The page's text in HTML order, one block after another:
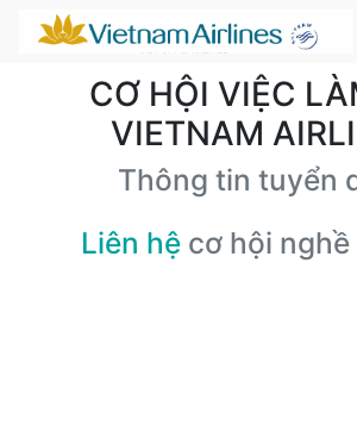
CƠ HỘI VIỆC
VIETNAM
Thông tin tuyển
Liên hệ cơ hội